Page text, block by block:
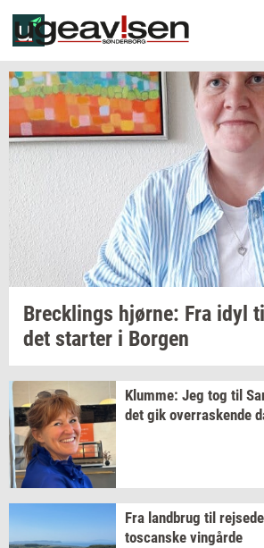
Breck­lings hjør­ne: Fra idyl til
det star­ter i Bor­gen
Klum­me: Jeg tog til
det gik over­ra­sken­de
Fra land­brug til
toscan­ske vin­går­de